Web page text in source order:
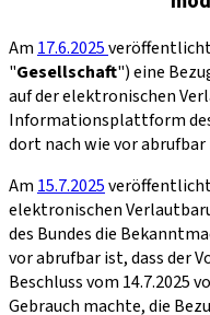
Am 17.6.2025
"Gesellschaft") eine
auf der elektronischen
Informationsplattform des
dort nach wie vor
Am 15.7.2025
elektronischen
des Bundes die
vor abrufbar ist, dass der
Beschluss vom 14.7.2025
Gebrauch machte, die